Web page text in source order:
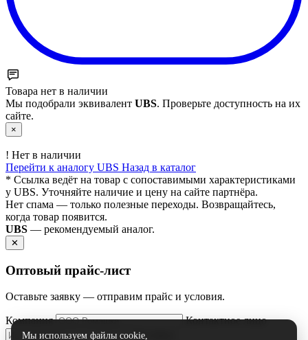
Товара нет в наличии
Мы подобрали эквивалент UBS. Проверьте доступность на их
сайте.
×
! Нет в наличии
Перейти к аналогу UBS Назад в каталог
* Ссылка ведёт на товар с сопоставимыми характеристиками
у UBS. Уточняйте наличие и цену на сайте партнёра.
Нет спама — только полезные переходы. Возвращайтесь,
когда товар появится.
UBS — рекомендуемый аналог.
Мы используем файлы cookie,
✕
Оптовый прайс‑лист
Оставьте заявку — отправим прайс и условия.
Компания
Контактное лицо
Телефон